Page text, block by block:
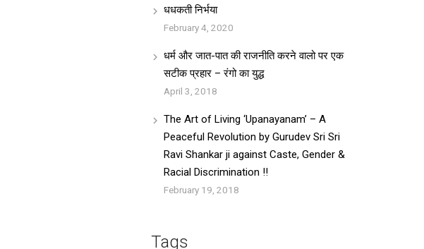
धधकती निर्भया
February 4, 2020
धर्म और जात-पात की राजनीति करने वालो पर एक
सटीक प्रहार – रंगो का युद्ध
April 3, 2018
The Art of Living ‘Upanayanam’ – A
Peaceful Revolution by Gurudev Sri Sri
Ravi Shankar ji against Caste, Gender &
Racial Discrimination !!
February 19, 2018
Tags